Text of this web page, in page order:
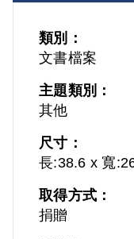
類別：
文書檔案
主題類別：
其他
尺寸：
長:38.6 x 寬
取得方式：
捐贈